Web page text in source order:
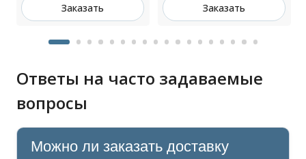
Заказать Заказать
Ответы на часто задаваемые
вопросы
Можно ли заказать доставку